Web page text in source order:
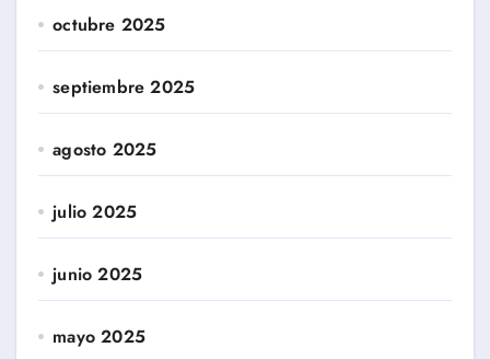
octubre 2025
septiembre 2025
agosto 2025
julio 2025
junio 2025
mayo 2025